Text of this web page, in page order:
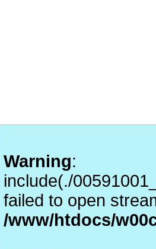
Warning:
include(./
failed to open
/www/htdocs/